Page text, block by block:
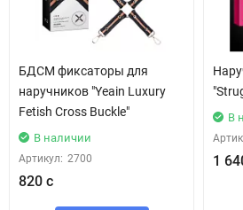
БДСМ фиксаторы для
наручников "Yeain Luxury
Fetish Cross Buckle"
В наличии
Артикул: 2700
820 с
В
1